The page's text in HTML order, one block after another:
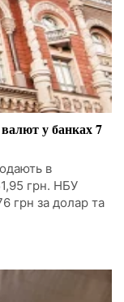
у банках 7
в
грн. НБУ
грн за долар та